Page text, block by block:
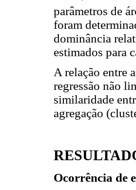
parâmetros de
foram
dominância
estimados para
A relação entre
regressão não
similaridade
agregação
Ocorrência de